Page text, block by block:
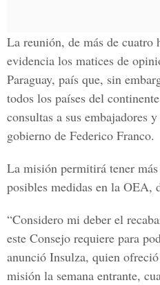
La reunión, de más de cuatro
evidencia los matices de
Paraguay, país que, sin
todos los países del
consultas a sus embajadores
gobierno de Federico Franco.
La misión permitirá tener
posibles medidas en la OEA,
“Considero mi deber el
este Consejo requiere para
anunció Insulza, quien
misión la semana entrante,